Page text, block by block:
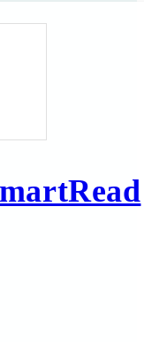
」（ミックITリポー